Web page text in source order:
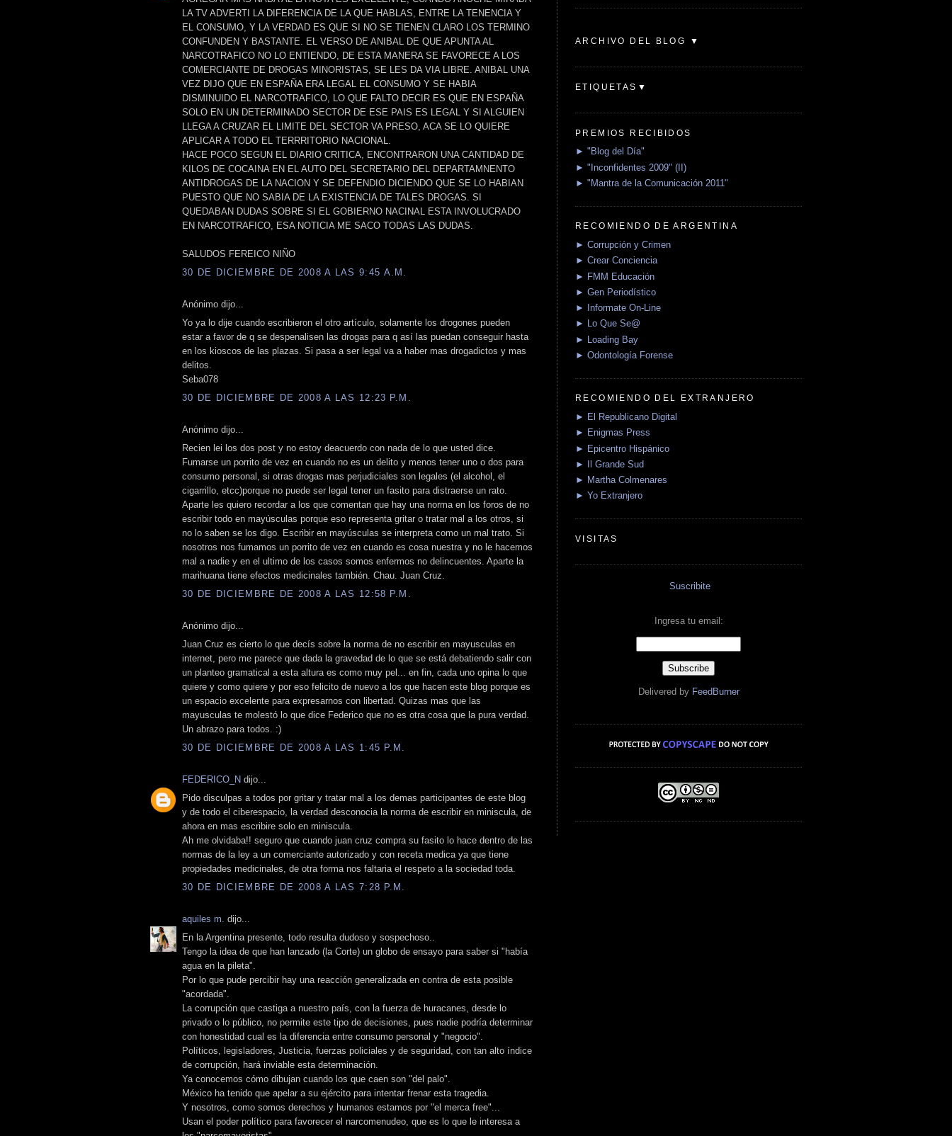
LA TV ADVERTI LA DIFERENCIA DE LA QUE HABLAS, ENTRE LA TENENCIA Y
EL CONSUMO, Y LA VERDAD ES QUE SI NO SE TIENEN CLARO LOS TERMINO
CONFUNDEN Y BASTANTE. EL VERSO DE ANIBAL DE QUE APUNTA AL
NARCOTRAFICO NO LO ENTIENDO, DE ESTA MANERA SE FAVORECE A LOS
COMERCIANTE DE DROGAS MINORISTAS, SE LES DA VIA LIBRE. ANIBAL UNA
VEZ DIJO QUE EN ESPAÑA ERA LEGAL EL CONSUMO Y SE HABIA
DISMINUIDO EL NARCOTRAFICO, LO QUE FALTO DECIR ES QUE EN ESPAÑA
SOLO EN UN DETERMINADO SECTOR DE ESE PAIS ES LEGAL Y SI ALGUIEN
LLEGA A CRUZAR EL LIMITE DEL SECTOR VA PRESO, ACA SE LO QUIERE
APLICAR A TODO EL TERRRITORIO NACIONAL.
HACE POCO SEGUN EL DIARIO CRITICA, ENCONTRARON UNA CANTIDAD DE
KILOS DE COCAINA EN EL AUTO DEL SECRETARIO DEL DEPARTAMNENTO
ANTIDROGAS DE LA NACION Y SE DEFENDIO DICIENDO QUE SE LO HABIAN
PUESTO QUE NO SABIA DE LA EXISTENCIA DE TALES DROGAS. SI
QUEDABAN DUDAS SOBRE SI EL GOBIERNO NACINAL ESTA INVOLUCRADO
EN NARCOTRAFICO, ESA NOTICIA ME SACO TODAS LAS DUDAS.
SALUDOS FEREICO NIÑO
30 DE DICIEMBRE DE 2008 A LAS 9:45 A.M.
Anónimo dijo...
Yo ya lo dije cuando escribieron el otro artículo, solamente los drogones pueden
estar a favor de q se despenalisen las drogas para q así las puedan conseguir hasta
en los kioscos de las plazas. Si pasa a ser legal va a haber mas drogadictos y mas
delitos.
Seba078
30 DE DICIEMBRE DE 2008 A LAS 12:23 P.M.
Anónimo dijo...
Recien lei los dos post y no estoy deacuerdo con nada de lo que usted dice.
Fumarse un porrito de vez en cuando no es un delito y menos tener uno o dos para
consumo personal, si otras drogas mas perjudiciales son legales (el alcohol, el
cigarrillo, etcc)porque no puede ser legal tener un fasito para distraerse un rato.
Aparte les quiero recordar a los que comentan que hay una norma en los foros de no
escribir todo en mayúsculas porque eso representa gritar o tratar mal a los otros, si
no lo saben se los digo. Escribir en mayúsculas se interpreta como un mal trato. Si
nosotros nos fumamos un porrito de vez en cuando es cosa nuestra y no le hacemos
mal a nadie y en el ultimo de los casos somos enfermos no delincuentes. Aparte la
marihuana tiene efectos medicinales también. Chau. Juan Cruz.
30 DE DICIEMBRE DE 2008 A LAS 12:58 P.M.
Anónimo dijo...
Juan Cruz es cierto lo que decís sobre la norma de no escribir en mayusculas en
internet, pero me parece que dada la gravedad de lo que se está debatiendo salir con
un planteo gramatical a esta altura es como muy pel... en fin, cada uno opina lo que
quiere y como quiere y por eso felicito de nuevo a los que hacen este blog porque es
un espacio excelente para expresarnos con libertad. Quizas mas que las
mayusculas te molestó lo que dice Federico que no es otra cosa que la pura verdad.
Un abrazo para todos. :)
30 DE DICIEMBRE DE 2008 A LAS 1:45 P.M.
FEDERICO_N dijo...
Pido disculpas a todos por gritar y tratar mal a los demas participantes de este blog
y de todo el ciberespacio, la verdad desconocia la norma de escribir en miniscula, de
ahora en mas escribire solo en miniscula.
Ah me olvidaba!! seguro que cuando juan cruz compra su fasito lo hace dentro de las
normas de la ley a un comerciante autorizado y con receta medica ya que tiene
propiedades medicinales, de otra forma nos faltaria el respeto a la sociedad toda.
30 DE DICIEMBRE DE 2008 A LAS 7:28 P.M.
aquiles m. dijo...
En la Argentina presente, todo resulta dudoso y sospechoso..
Tengo la idea de que han lanzado (la Corte) un globo de ensayo para saber si "había
agua en la pileta".
Por lo que pude percibir hay una reacción generalizada en contra de esta posible
"acordada".
La corrupción que castiga a nuestro país, con la fuerza de huracanes, desde lo
privado o lo público, no permite este tipo de decisiones, pues nadie podría determinar
con honestidad cual es la diferencia entre consumo personal y "negocio".
Políticos, legisladores, Justicia, fuerzas policiales y de seguridad, con tan alto índice
de corrupción, hará inviable esta determinación.
Ya conocemos cómo dibujan cuando los que caen son "del palo".
México ha tenido que apelar a su ejército para intentar frenar esta tragedia.
Y nosotros, como somos derechos y humanos estamos por "el merca free"...
Usan el poder político para favorecer el narcomenudeo, que es lo que le interesa a
ARCHIVO DEL BLOG ▼
ETIQUETAS▼
PREMIOS RECIBIDOS
► "Blog del Día"
► "Inconfidentes 2009" (II)
► "Mantra de la Comunicación 2011"
RECOMIENDO DE ARGENTINA
► Corrupción y Crimen
► Crear Conciencia
► FMM Educación
► Gen Periodístico
► Informate On-Line
► Lo Que Se@
► Loading Bay
► Odontología Forense
RECOMIENDO DEL EXTRANJERO
► El Republicano Digital
► Enigmas Press
► Epicentro Hispánico
► Il Grande Sud
► Martha Colmenares
► Yo Extranjero
VISITAS
Suscribite
Ingresa tu email:
Delivered by FeedBurner